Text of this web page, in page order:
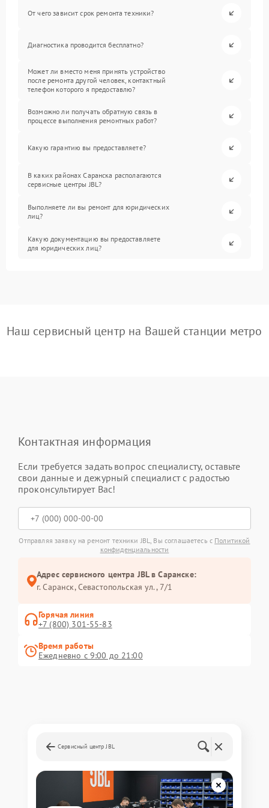
От чего зависит срок ремонта техники?
Диагностика проводится бесплатно?
Может ли вместо меня принять устройство
после ремонта другой человек, контактный
телефон которого я предоставлю?
Возможно ли получать обратную связь в
процессе выполнения ремонтных работ?
Какую гарантию вы предоставляете?
В каких районах Саранска располагаются
сервисные центры JBL?
Выполняете ли вы ремонт для юридических
лиц?
Какую документацию вы предоставляете
для юридических лиц?
Наш сервисный центр на Вашей станции метро
Контактная информация
Если требуется задать вопрос специалисту, оставьте
свои данные и дежурный специалист с радостью
проконсультирует Вас!
Отправляя заявку на ремонт техники JBL, Вы соглашаетесь с Политикой
конфиденциальности
Адрес сервисного центра JBL в Саранске:
г. Саранск, Севастопольская ул., 7/1
Горячая линия
+7 (800) 301-55-83
Время работы
Ежедневно с 9:00 до 21:00
Сервисный центр JBL